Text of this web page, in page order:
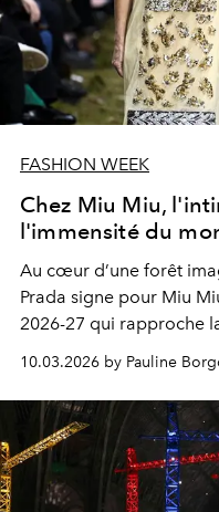
FASHION WEEK
Chez Miu Miu,
l'immensité du
Au cœur d’une forêt
Prada signe pour Miu
2026-27 qui rapproche
l’intimité féminine avec
10.03.2026 by Pauline